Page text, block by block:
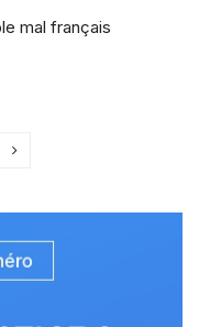
mal français